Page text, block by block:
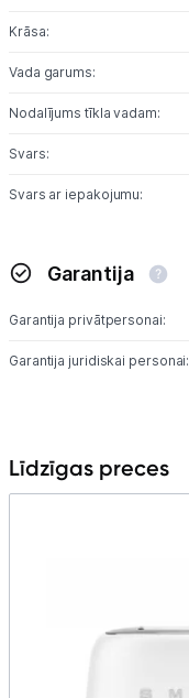
Krāsa:
Vada garums:
Nodalījums tīkla vadam:
Svars:
Svars ar iepakojumu:
Garantija
Garantija privātpersonai:
Garantija juridiskai personai:
Līdzīgas preces